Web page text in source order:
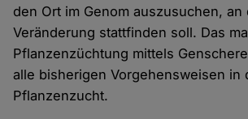
den Ort im Genom auszusuchen, an
Veränderung stattfinden soll. Das
Pflanzenzüchtung mittels
alle bisherigen Vorgehensweisen in
Pflanzenzucht.